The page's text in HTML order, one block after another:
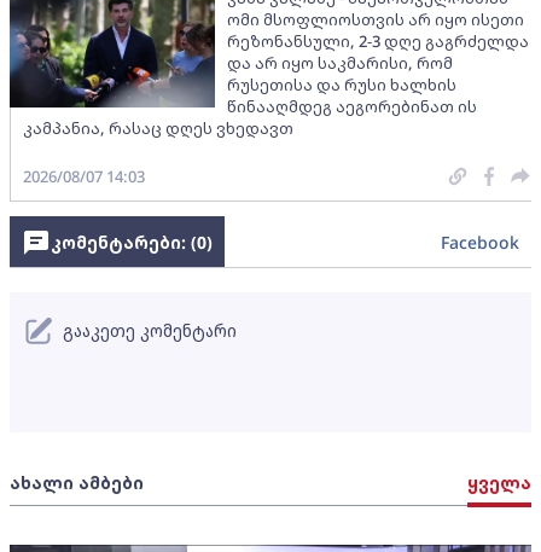
ომი მსოფლიოსთვის არ იყო ისეთი
რეზონანსული, 2-3 დღე გაგრძელდა
და არ იყო საკმარისი, რომ
რუსეთისა და რუსი ხალხის
წინააღმდეგ აეგორებინათ ის
კამპანია, რასაც დღეს ვხედავთ
2026/08/07 14:03
ახალი ამბები ყველა
კომენტარები: (0) Facebook
გააკეთე კომენტარი